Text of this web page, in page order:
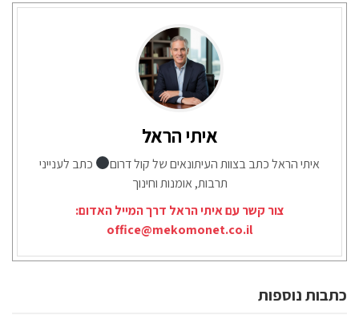
איתי הראל
איתי הראל כתב בצוות העיתונאים של קול דרום
כתב לענייני
תרבות, אומנות וחינוך
צור קשר עם איתי הראל דרך המייל האדום:
office@mekomonet.co.il
כתבות נוספות